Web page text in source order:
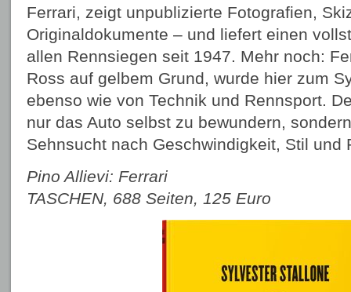
Ferrari, zeigt unpublizierte Fotografien,
Originaldokumente – und liefert einen
allen Renn­siegen seit 1947. Mehr noch:
Ross auf gelbem Grund, wurde hier zum
ebenso wie von Technik und Rennsport.
nur das Auto selbst zu bewundern,
Sehnsucht nach Geschwindigkeit, Stil und
Pino Allievi: Ferrari
TASCHEN, 688 Seiten, 125 Euro